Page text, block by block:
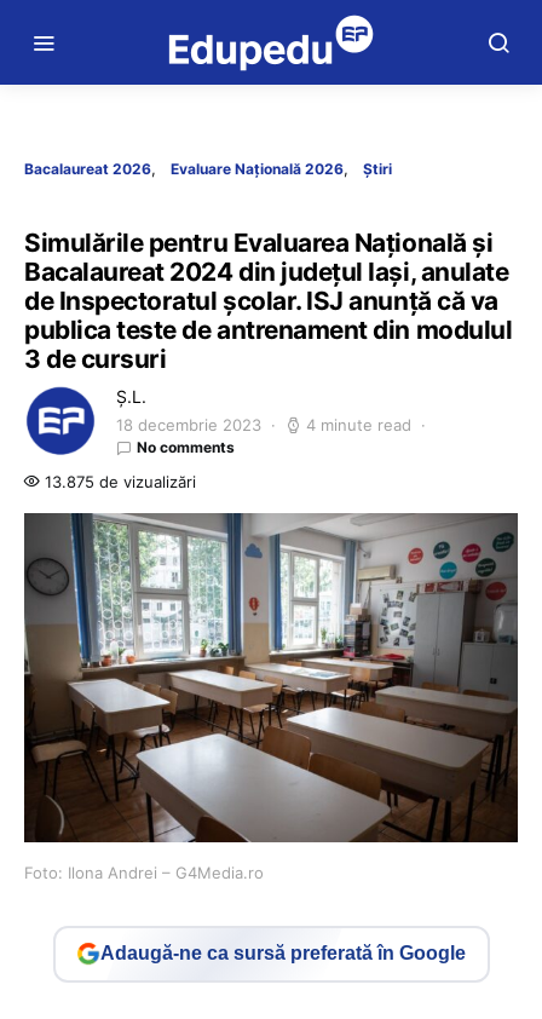
Bacalaureat 2026 Evaluare Națională 2026 Știri
Simulările pentru Evaluarea Națională și
Bacalaureat 2024 din județul Iași, anulate
de Inspectoratul școlar. ISJ anunță că va
publica teste de antrenament din modulul
3 de cursuri
Ș.L.
18 decembrie 2023 4 minute read
No comments
13.875 de vizualizări
Foto: Ilona Andrei – G4Media.ro
Adaugă-ne ca sursă preferată în Google